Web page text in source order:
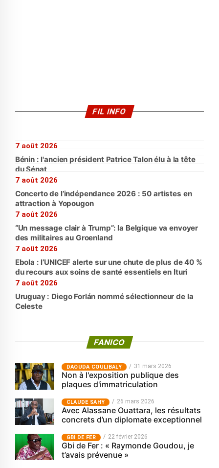
FIL INFO
7 août 2026
Bénin : l'ancien président Patrice Talon élu à la tête
du Sénat
7 août 2026
Concerto de l’indépendance 2026 : 50 artistes en
attraction à Yopougon
7 août 2026
“Un message clair à Trump”: la Belgique va envoyer
des militaires au Groenland
7 août 2026
Ebola : l’UNICEF alerte sur une chute de plus de 40 %
du recours aux soins de santé essentiels en Ituri
7 août 2026
Uruguay : Diego Forlán nommé sélectionneur de la
Celeste
FANICO
‎DAOUDA COULIBALY 31 mars 2026
Non à l'exposition publique des
plaques d'immatriculation
CLAUDE SAHY 26 mars 2026
Avec Alassane Ouattara, les résultats
concrets d’un diplomate exceptionnel
GBI DE FER 22 février 2026
Gbi de Fer : « Raymonde Goudou, je
t’avais prévenue »